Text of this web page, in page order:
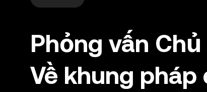
Phỏng vấn
Về khung